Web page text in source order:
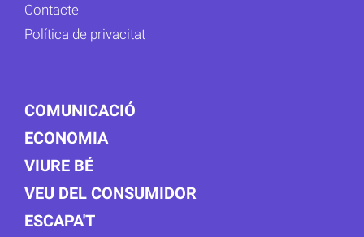
Contacte
Política de privacitat
COMUNICACIÓ
ECONOMIA
VIURE BÉ
VEU DEL CONSUMIDOR
ESCAPA'T